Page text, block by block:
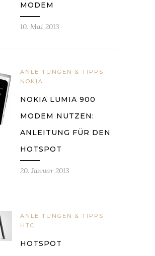
MODEM
10. Mai 2013
ANLEITUNGEN & TIPPS
NOKIA
NOKIA LUMIA 900
MODEM NUTZEN:
ANLEITUNG FÜR DEN
HOTSPOT
20. Januar 2013
ANLEITUNGEN & TIPPS
HTC
HOTSPOT